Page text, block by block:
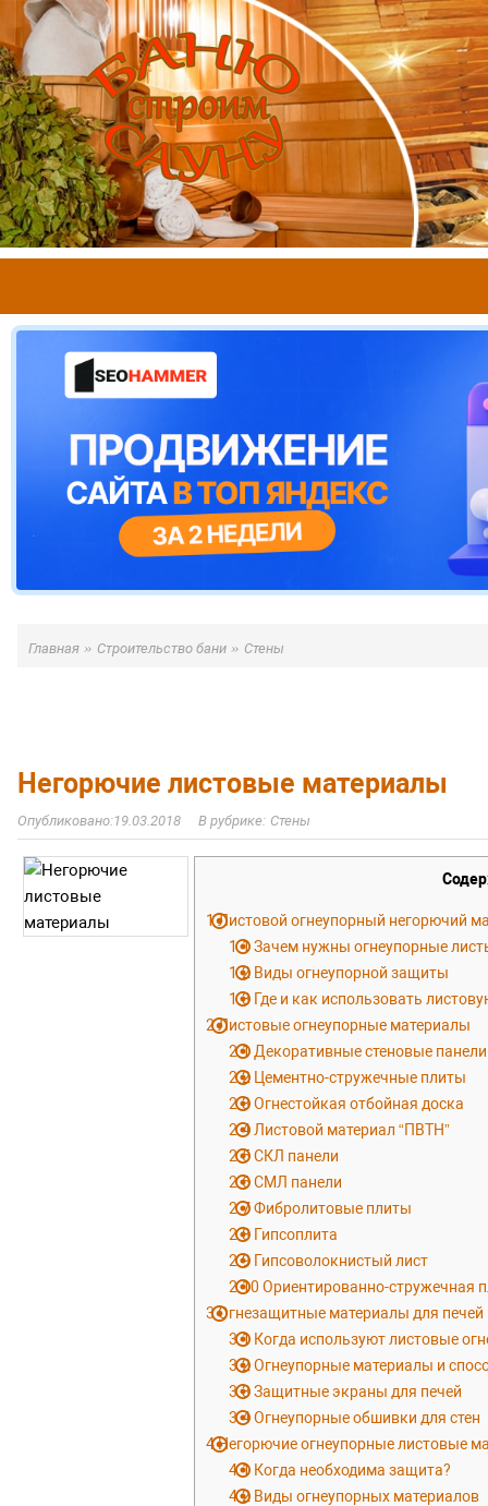
Главная » Строительство бани » Стены
Негорючие листовые материалы
19.03.2018 Стены
1Листовой огнеупорный негорючий
1.1Зачем нужны огнеупорные
1.2 Виды огнеупорной защиты
1.3 Где и как использовать
2Листовые огнеупорные материалы
2.1 Декоративные стеновые панели
2.2 Цементно-стружечные плиты
2.3Огнестойкая отбойная доска
2.4 Листовой материал “ПВТН”
2.5СКЛ панели
2.6СМЛ панели
2.7Фибролитовые плиты
2.8 Гипсоплита
2.9 Гипсоволокнистый лист
2.10 Ориентированно-стружечная
3Огнезащитные материалы для печей
3.1 Когда используют листовые
3.2Огнеупорные материалы и
3.3Защитные экраны для печей
3.4Огнеупорные обшивки для стен
4Негорючие огнеупорные листовые
4.1 Когда необходима защита?
4.2 Виды огнеупорных материалов